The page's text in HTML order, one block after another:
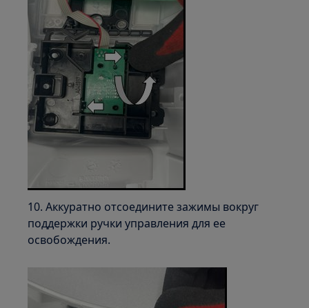
10. Аккуратно отсоедините зажимы вокруг
поддержки ручки управления для ее
освобождения.